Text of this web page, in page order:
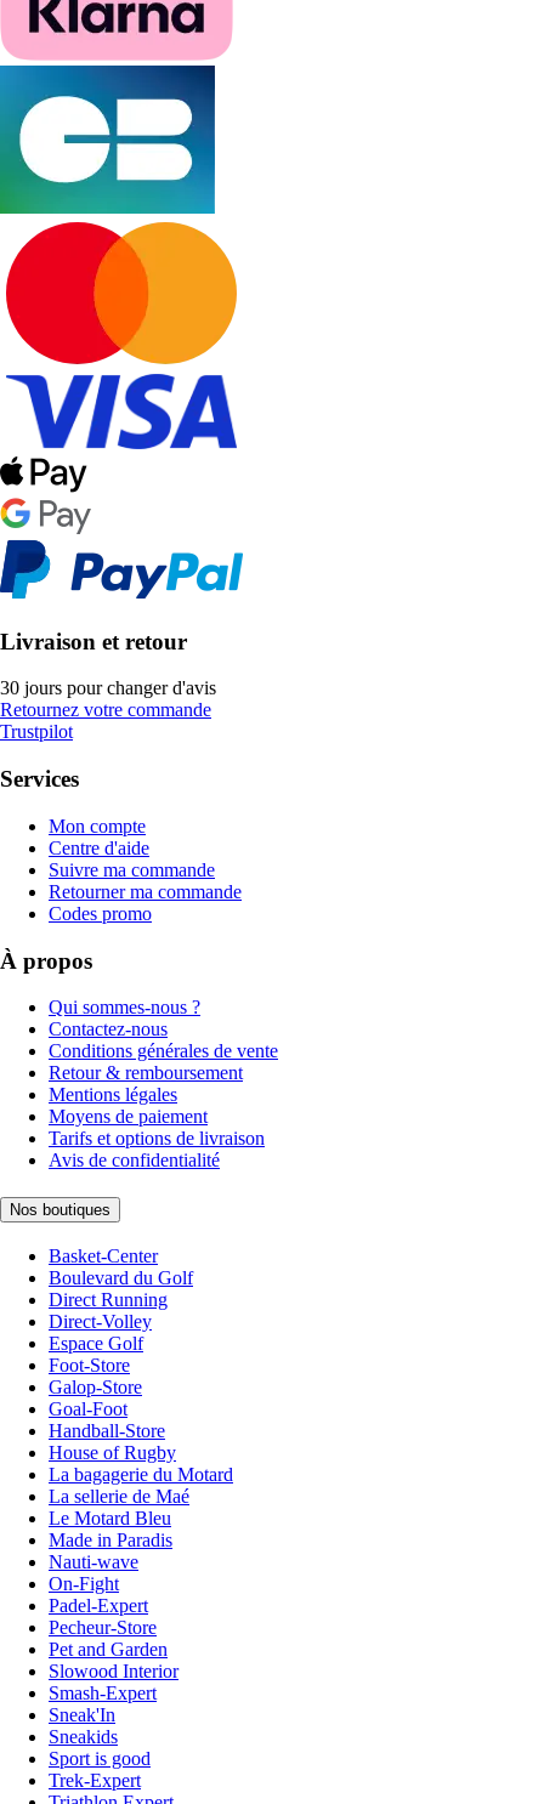
Livraison et retour
30 jours pour changer d'avis
Retournez votre commande
Trustpilot
Services
Mon compte
Centre d'aide
Suivre ma commande
Retourner ma commande
Codes promo
À propos
Qui sommes-nous ?
Contactez-nous
Conditions générales de vente
Retour & remboursement
Mentions légales
Moyens de paiement
Tarifs et options de livraison
Avis de confidentialité
Nos boutiques
Basket-Center
Boulevard du Golf
Direct Running
Direct-Volley
Espace Golf
Foot-Store
Galop-Store
Goal-Foot
Handball-Store
House of Rugby
La bagagerie du Motard
La sellerie de Maé
Le Motard Bleu
Made in Paradis
Nauti-wave
On-Fight
Padel-Expert
Pecheur-Store
Pet and Garden
Slowood Interior
Smash-Expert
Sneak'In
Sneakids
Sport is good
Trek-Expert